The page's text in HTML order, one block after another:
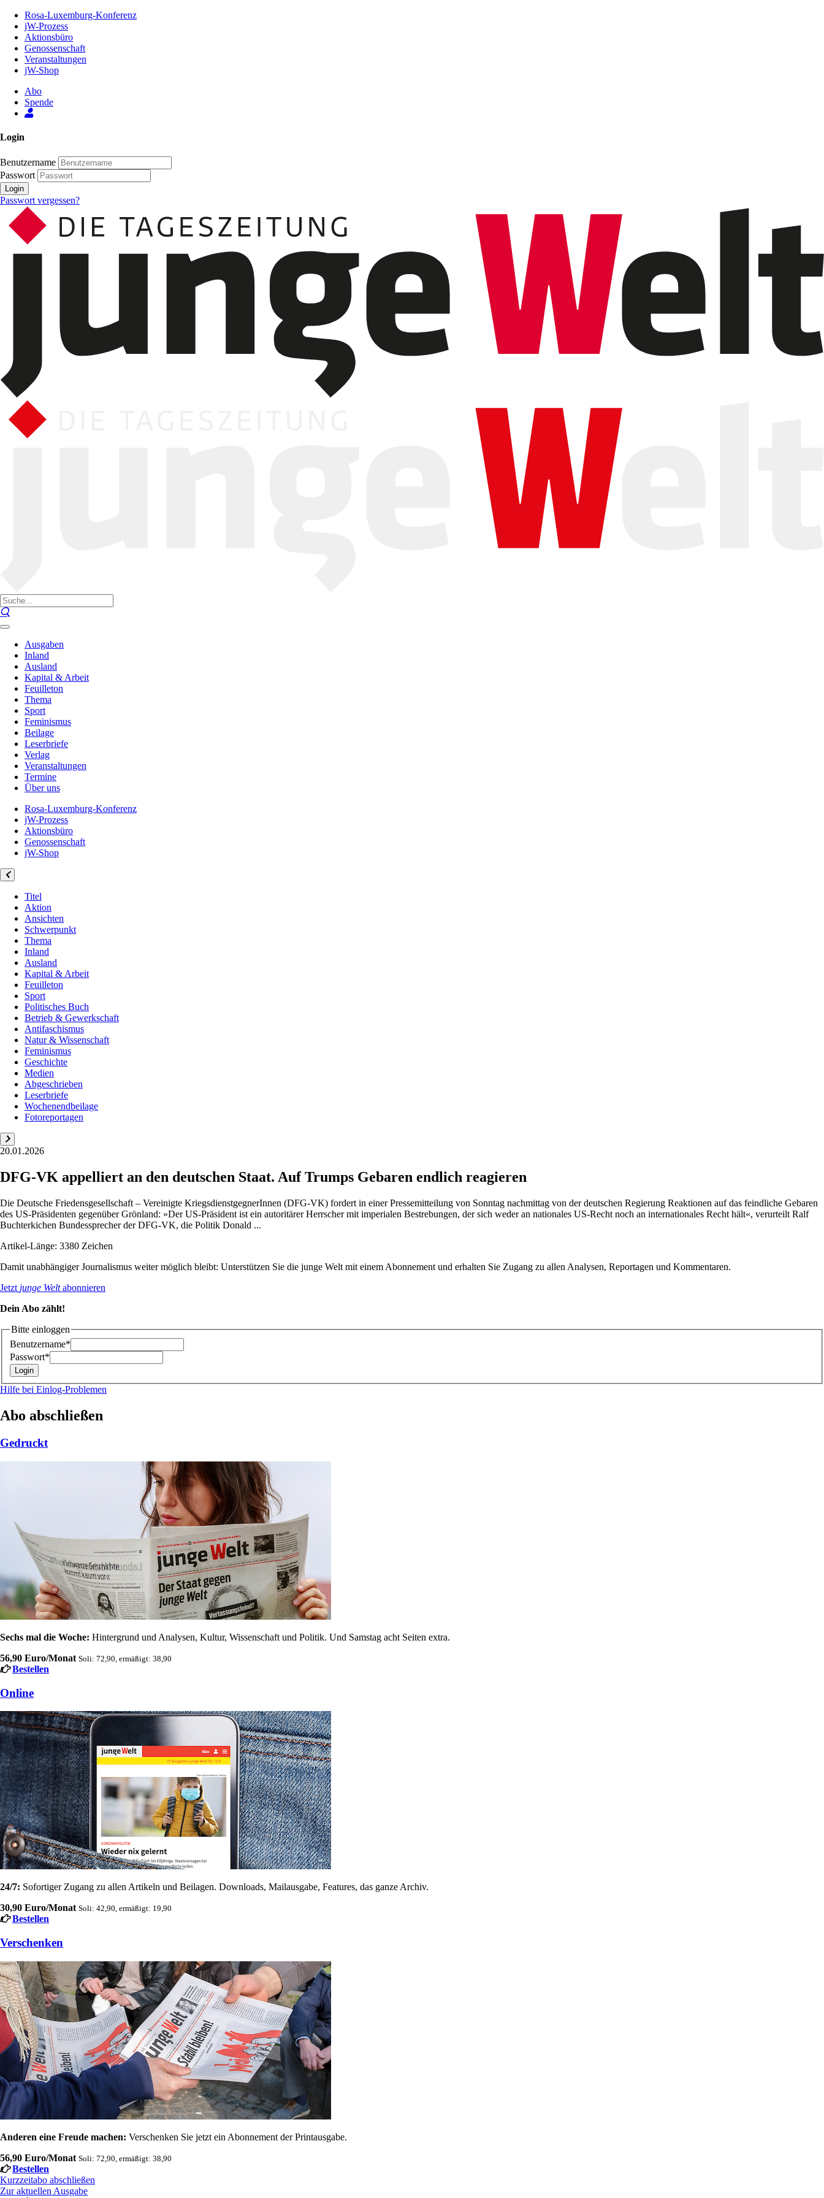
Inhalt
Seite
Rosa-Luxemburg-Konferenz
jW-Prozess
Aktionsbüro
Genossenschaft
Veranstaltungen
jW-Shop
Abo
Spende
Login
Benutzername
Passwort
Login
Passwort vergessen?
Ausgaben
Inland
Ausland
Kapital & Arbeit
Feuilleton
Thema
Sport
Feminismus
Beilage
Leserbriefe
Verlag
Veranstaltungen
Termine
Über uns
Rosa-Luxemburg-Konferenz
jW-Prozess
Aktionsbüro
Genossenschaft
jW-Shop
Titel
Aktion
Ansichten
Schwerpunkt
Thema
Inland
Ausland
Kapital & Arbeit
Feuilleton
Sport
Politisches Buch
Betrieb & Gewerkschaft
Antifaschismus
Natur & Wissenschaft
Feminismus
Geschichte
Medien
Abgeschrieben
Leserbriefe
Wochenendbeilage
Fotoreportagen
20.01.2026
DFG-VK appelliert an den deutschen Staat. Auf Trumps Gebaren endlich reagieren
Die Deutsche Friedensgesellschaft – Vereinigte KriegsdienstgegnerInnen (DFG-VK) fordert in einer Pressemitteilung von Sonntag nachmittag von der deutschen Regierung Reaktionen auf das feindliche Gebaren
des US-Präsidenten gegenüber Grönland: »Der US-Präsident ist ein autoritärer Herrscher mit imperialen Bestrebungen, der sich weder an nationales US-Recht noch an internationales Recht hält«, verurteilt Ralf
Buchterkichen Bundessprecher der DFG-VK, die Politik Donald ...
Artikel-Länge: 3380 Zeichen
Damit unabhängiger Journalismus weiter möglich bleibt: Unterstützen Sie die junge Welt mit einem Abonnement und erhalten Sie Zugang zu allen Analysen, Reportagen und Kommentaren.
Jetzt junge Weltabonnieren
Dein Abo zählt!
Bitte einloggen
Benutzername*
Passwort*
Hilfe bei Einlog-Problemen
Abo abschließen
Gedruckt
Sechs mal die Woche: Hintergrund und Analysen, Kultur, Wissenschaft und Politik. Und Samstag acht Seiten extra.
56,90 Euro/Monat Soli: 72,90, ermäßigt: 38,90
Bestellen
Online
24/7: Sofortiger Zugang zu allen Artikeln und Beilagen. Downloads, Mailausgabe, Features, das ganze Archiv.
30,90 Euro/Monat Soli: 42,90, ermäßigt: 19,90
Bestellen
Verschenken
Anderen eine Freude machen: Verschenken Sie jetzt ein Abonnement der Printausgabe.
56,90 Euro/Monat Soli: 72,90, ermäßigt: 38,90
Bestellen
Kurzzeitabo abschließen
Zur aktuellen Ausgabe